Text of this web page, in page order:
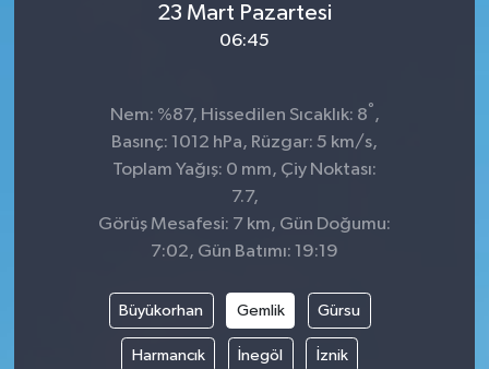
23 Mart Pazartesi
06:45
Nem: %87, Hissedilen Sıcaklık: 8° ,
Basınç: 1012 hPa, Rüzgar: 5 km/s,
Toplam Yağış: 0 mm, Çiy Noktası:
7.7,
Görüş Mesafesi: 7 km, Gün Doğumu:
7:02, Gün Batımı: 19:19
Büyükorhan Gemlik Gürsu
Harmancık İnegöl İznik